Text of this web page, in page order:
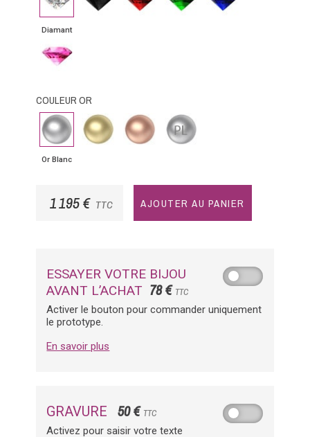
Diamant
noir
bleu
Saphir
rose
COULEUR OR
Or
Blanc
Or Blanc
Or
Jaune
Or
Rose
Platine
1 195 € TTC AJOUTER AU PANIER
ESSAYER VOTRE BIJOU
AVANT L’ACHAT 78 € TTC
Activer le bouton pour commander uniquement
le prototype.
En savoir plus
GRAVURE 50 € TTC
Activez pour saisir votre texte